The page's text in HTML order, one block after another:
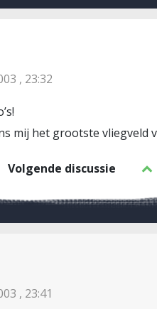
, 23:32
mij het grootste vliegveld
Volgende discussie
, 23:41